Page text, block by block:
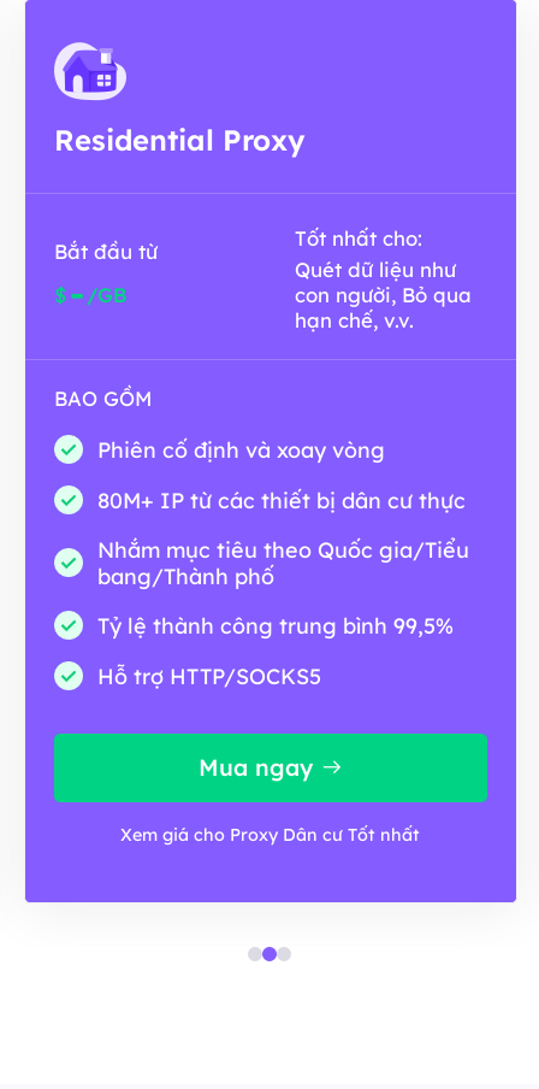
Residential Proxy
Bắt đầu từ
$- /GB
Tốt nhất cho:
Quét dữ liệu như
con người, Bỏ qua
hạn chế, v.v.
BAO GỒM
Phiên cố định và xoay vòng
80M+ IP từ các thiết bị dân cư thực
Nhắm mục tiêu theo Quốc gia/Tiểu
bang/Thành phố
Tỷ lệ thành công trung bình 99,5%
Hỗ trợ HTTP/SOCKS5
Mua ngay
Xem giá cho Proxy Dân cư Tốt nhất